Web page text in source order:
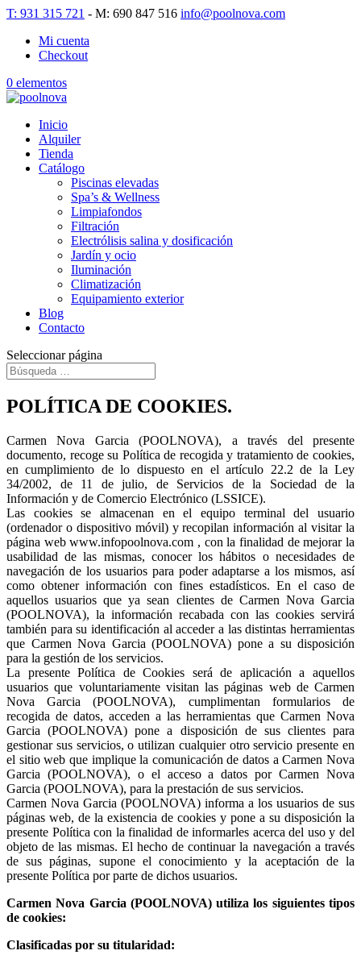
T: 931 315 721 - M: 690 847 516 info@poolnova.com
Mi cuenta
Checkout
0 elementos
Inicio
Alquiler
Tienda
Catálogo
Piscinas elevadas
Spa’s & Wellness
Limpiafondos
Filtración
Electrólisis salina y dosificación
Jardín y ocio
Iluminación
Climatización
Equipamiento exterior
Blog
Contacto
Seleccionar página
POLÍTICA DE COOKIES.
Carmen Nova Garcia (POOLNOVA), a través del presente
documento, recoge su Política de recogida y tratamiento de cookies,
en cumplimiento de lo dispuesto en el artículo 22.2 de la Ley
34/2002, de 11 de julio, de Servicios de la Sociedad de la
Información y de Comercio Electrónico (LSSICE).
Las cookies se almacenan en el equipo terminal del usuario
(ordenador o dispositivo móvil) y recopilan información al visitar la
página web www.infopoolnova.com , con la finalidad de mejorar la
usabilidad de las mismas, conocer los hábitos o necesidades de
navegación de los usuarios para poder adaptarse a los mismos, así
como obtener información con fines estadísticos. En el caso de
aquellos usuarios que ya sean clientes de Carmen Nova Garcia
(POOLNOVA), la información recabada con las cookies servirá
también para su identificación al acceder a las distintas herramientas
que Carmen Nova Garcia (POOLNOVA) pone a su disposición
para la gestión de los servicios.
La presente Política de Cookies será de aplicación a aquellos
usuarios que voluntariamente visitan las páginas web de Carmen
Nova Garcia (POOLNOVA), cumplimentan formularios de
recogida de datos, acceden a las herramientas que Carmen Nova
Garcia (POOLNOVA) pone a disposición de sus clientes para
gestionar sus servicios, o utilizan cualquier otro servicio presente en
el sitio web que implique la comunicación de datos a Carmen Nova
Garcia (POOLNOVA), o el acceso a datos por Carmen Nova
Garcia (POOLNOVA), para la prestación de sus servicios.
Carmen Nova Garcia (POOLNOVA) informa a los usuarios de sus
páginas web, de la existencia de cookies y pone a su disposición la
presente Política con la finalidad de informarles acerca del uso y del
objeto de las mismas. El hecho de continuar la navegación a través
de sus páginas, supone el conocimiento y la aceptación de la
presente Política por parte de dichos usuarios.
Carmen Nova Garcia (POOLNOVA) utiliza los siguientes tipos
de cookies:
Clasificadas por su titularidad: